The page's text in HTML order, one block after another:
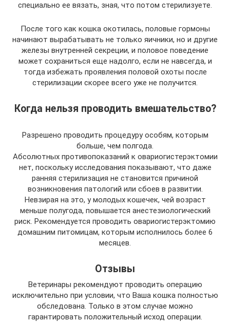
специально ее вязать, зная, что потом стерилизуете.
После того как кошка окотилась, половые гормоны
начинают вырабатывать не только яичники, но и другие
железы внутренней секреции, и половое поведение
может сохраниться еще надолго, если не навсегда, и
тогда избежать проявления половой охоты после
стерилизации скорее всего уже не получится.
Когда нельзя проводить вмешательство?
Разрешено проводить процедуру особям, которым
больше, чем полгода.
Абсолютных противопоказаний к овариогистерэктомии
нет, поскольку исследования показывают, что даже
ранняя стерилизация не становится причиной
возникновения патологий или сбоев в развитии.
Невзирая на это, у молодых кошечек, чей возраст
меньше полугода, повышается анестезиологический
риск. Рекомендуется проводить овариогистерэктомию
домашним питомицам, которым исполнилось более 6
месяцев.
Отзывы
Ветеринары рекомендуют проводить операцию
исключительно при условии, что Ваша кошка полностью
обследована. Только в этом случае можно
гарантировать положительный исход операции.